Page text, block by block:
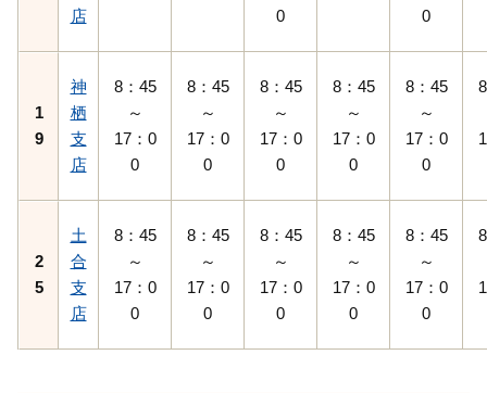
店
0
0
1
9
神
栖
支
店
8：45
～
17：0
0
8：45
～
17：0
0
8：45
～
17：0
0
8：45
～
17：0
0
8：45
～
17：0
0
2
5
土
合
支
店
8：45
～
17：0
0
8：45
～
17：0
0
8：45
～
17：0
0
8：45
～
17：0
0
8：45
～
17：0
0